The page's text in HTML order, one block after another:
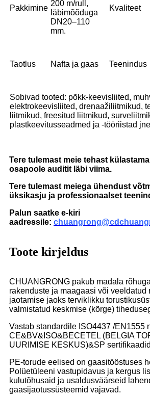
Pakkimine
200 m/rull,
läbimõõduga
DN20–110
mm.
Kvaliteet
Taotlus Nafta ja gaas Teenindus
Sobivad tooted: põkk-keevisliited,
elektrokeevisliited, drenaažiliitmikud,
liitmikud, freesitud liitmikud,
plastkeevitusseadmed ja -tööriistad
Tere tulemast meie tehast
osapoole auditit läbi viima.
Tere tulemast meiega ühendust
üksikasju ja professionaalset
Palun saatke e-kiri
aadressile:
Toote kirjeldus
CHUANGRONG pakub madala
rakenduste ja maagaasi või veeldatud
jaotamise jaoks terviklikku
valmistatud keskmise (kõrge)
Vastab standardile ISO4437 /EN1555
CE&BV&ISO&BECETEL (BELGIA
UURIMISE KESKUS)&SP
PE-torude eelised on gaasitööstuses
Polüetüleeni vastupidavus ja kergus
kulutõhusaid ja usaldusväärseid
gaasijaotussüsteemid vajavad.